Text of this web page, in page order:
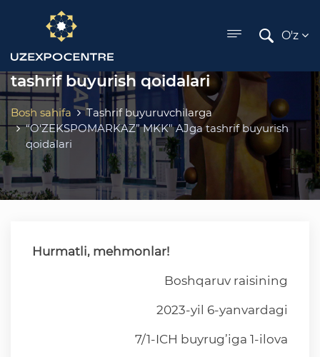
menu
O'z
“O‘ZEKSPOMARKAZ” MKK" AJga
tashrif buyurish qoidalari
Bosh sahifa
Tashrif buyuruvchilarga
“O‘ZEKSPOMARKAZ” MKK" AJga tashrif buyurish
qoidalari
Hurmatli, mehmonlar!
Boshqaruv raisining
2023-yil 6-yanvardagi
7/1-ICH buyrug’iga 1-ilova